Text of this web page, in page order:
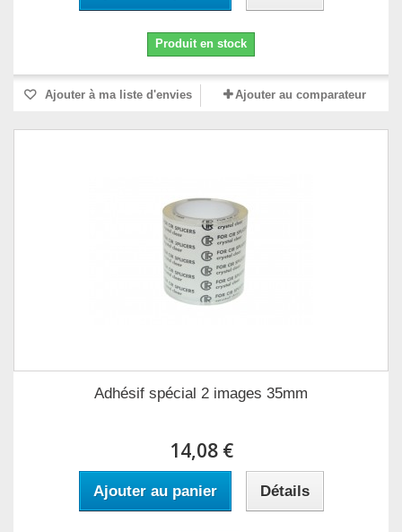
Produit en stock
Ajouter à ma liste d'envies Ajouter au comparateur
Adhésif spécial 2 images 35mm
14,08 €
Ajouter au panier Détails